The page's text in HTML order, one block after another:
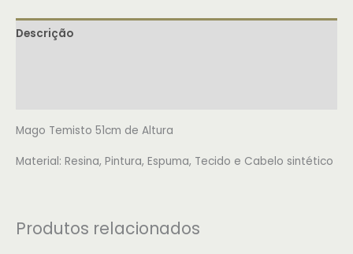
Descrição
Mago Temisto 51cm de Altura
Material: Resina, Pintura, Espuma, Tecido e Cabelo sintético
Produtos relacionados